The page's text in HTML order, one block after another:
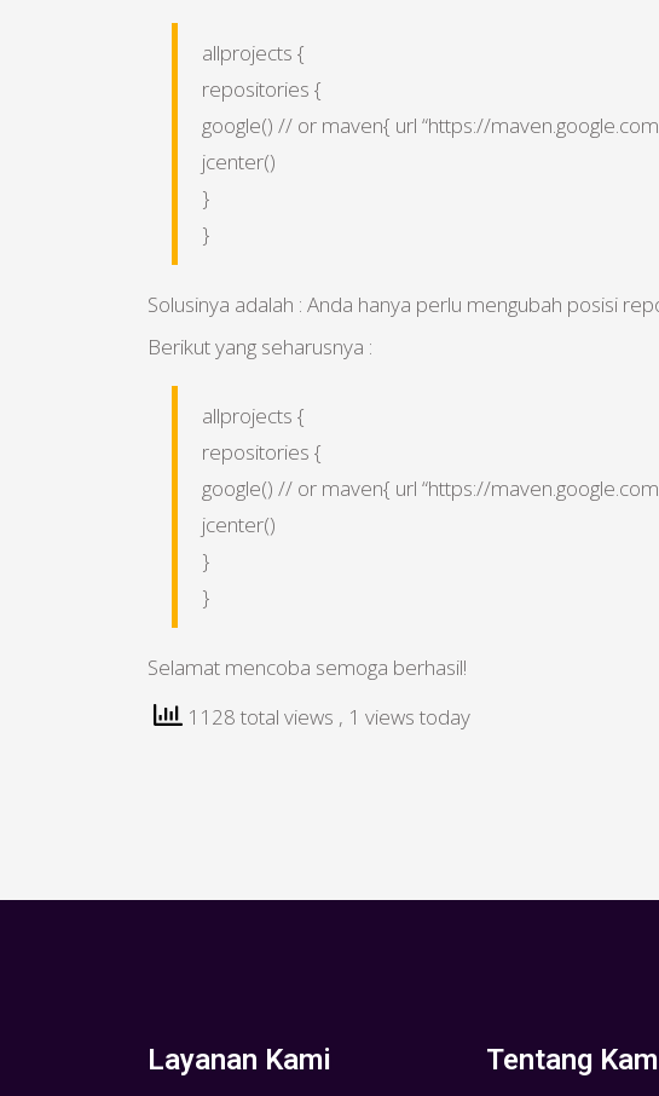
allprojects {
repositories {
google() // or maven{ url “https://
jcenter()
}
}
Solusinya adalah : Anda hanya perlu mengubah posisi
Berikut yang seharusnya :
allprojects {
repositories {
google() // or maven{ url “https://
jcenter()
}
}
Selamat mencoba semoga berhasil!
1128 total views , 1 views today
Layanan Kami Tentang